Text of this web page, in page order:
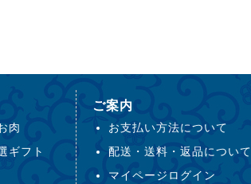
肉
ギフト
ご案内
お支払い方法について
配送・送料・返品について
マイページログイン